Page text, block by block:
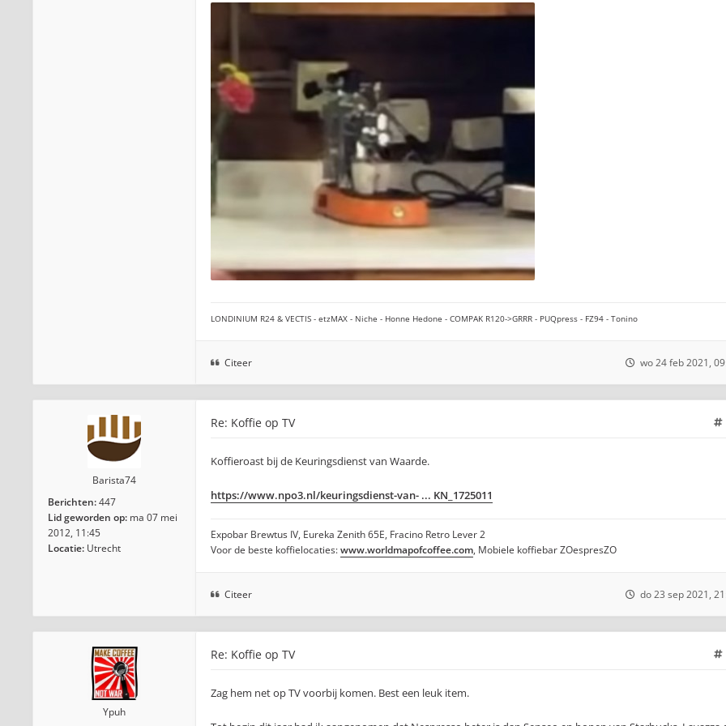
LONDINIUM R24 & VECTIS - etzMAX - Niche - Honne Hedone - COMPAK R120->GRRR - PUQpress - FZ94 - Tonino
Citeer wo 24 feb 2021,
Barista74
Berichten:447
Lid geworden op: ma 07 mei
2012, 11:45
Locatie: Utrecht
Re: Koffie op TV
Koffieroast bij de Keuringsdienst van Waarde.
https://www.npo3.nl/keuringsdienst-van- ... KN_1725011
Expobar Brewtus IV, Eureka Zenith 65E, Fracino Retro Lever 2
Voor de beste koffielocaties:www.worldmapofcoffee.com, Mobiele koffiebar ZOespresZO
Citeer do 23 sep 2021,
Ypuh
Re: Koffie op TV
Zag hem net op TV voorbij komen. Best een leuk item.